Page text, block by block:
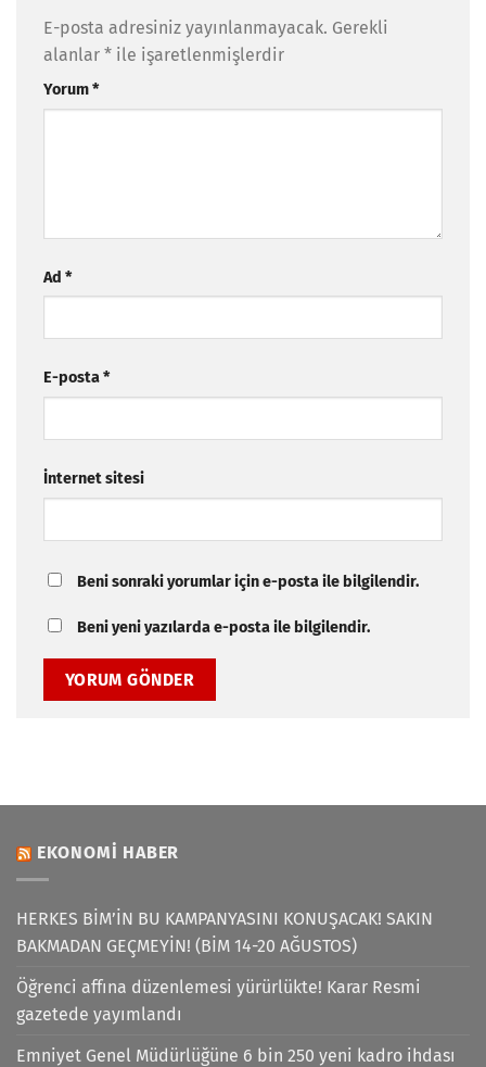
E-posta adresiniz yayınlanmayacak. Gerekli
alanlar * ile işaretlenmişlerdir
Yorum*
Ad *
E-posta*
İnternet sitesi
Beni sonraki yorumlar için e-posta ile bilgilendir.
Beni yeni yazılarda e-posta ile bilgilendir.
EKONOMI HABER
HERKES BİM’İN BU KAMPANYASINI KONUŞACAK! SAKIN
BAKMADAN GEÇMEYİN! (BİM 14-20 AĞUSTOS)
Öğrenci affına düzenlemesi yürürlükte! Karar Resmi
gazetede yayımlandı
Emniyet Genel Müdürlüğüne 6 bin 250 yeni kadro ihdası